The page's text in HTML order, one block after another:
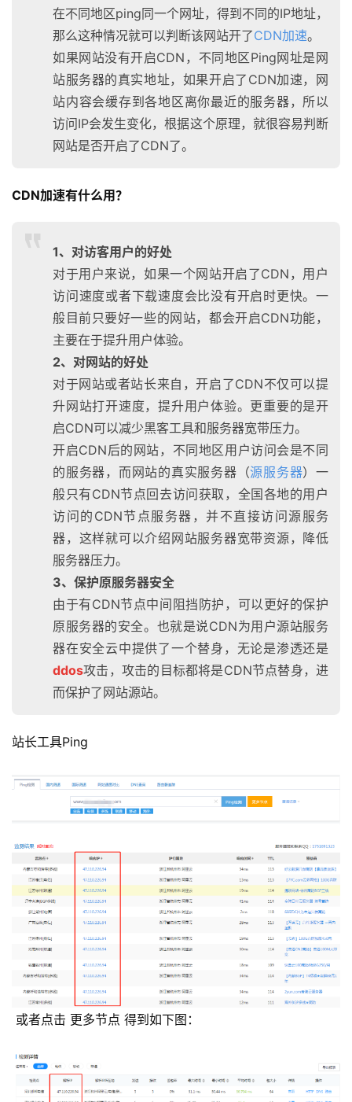
在不同地区ping同一个网址，得到不同的IP地址，
那么这种情况就可以判断该网站开了CDN加速。
如果网站没有开启CDN，不同地区Ping网址是网
站服务器的真实地址，如果开启了CDN加速，网
站内容会缓存到各地区离你最近的服务器，所以
访问IP会发生变化，根据这个原理，就很容易判断
网站是否开启了CDN了。
CDN加速有什么用？
1、对访客用户的好处
对于用户来说，如果一个网站开启了CDN，用户
访问速度或者下载速度会比没有开启时更快。一
般目前只要好一些的网站，都会开启CDN功能，
主要在于提升用户体验。
2、对网站的好处
对于网站或者站长来自，开启了CDN不仅可以提
升网站打开速度，提升用户体验。更重要的是开
启CDN可以减少黑客工具和服务器宽带压力。
开启CDN后的网站，不同地区用户访问会是不同
的服务器，而网站的真实服务器（源服务器）一
般只有CDN节点回去访问获取，全国各地的用户
访问的CDN节点服务器，并不直接访问源服务
器，这样就可以介绍网站服务器宽带资源，降低
服务器压力。
3、保护原服务器安全
由于有CDN节点中间阻挡防护，可以更好的保护
原服务器的安全。也就是说CDN为用户源站服务
器在安全云中提供了一个替身，无论是渗透还是
ddos攻击，攻击的目标都将是CDN节点替身，进
而保护了网站源站。
站长工具Ping
或者点击 更多节点 得到如下图：